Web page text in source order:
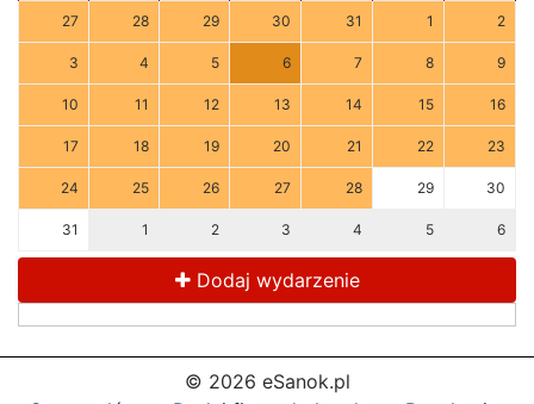
27 28 29 30 31 1 2
3 4 5 6 7 8 9
10 11 12 13 14 15 16
17 18 19 20 21 22 23
24 25 26 27 28 29 30
31 1 2 3 4 5 6
Dodaj wydarzenie
© 2026 eSanok.pl